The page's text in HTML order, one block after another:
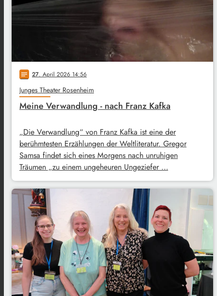
notes 27. April 2026 14:56
Junges Theater Rosenheim
Meine Verwandlung - nach Franz Kafka
„Die Verwandlung“ von Franz Kafka ist eine der
berühmtesten Erzählungen der Weltliteratur. Gregor
Samsa findet sich eines Morgens nach unruhigen
Träumen „zu einem ungeheuren Ungeziefer …